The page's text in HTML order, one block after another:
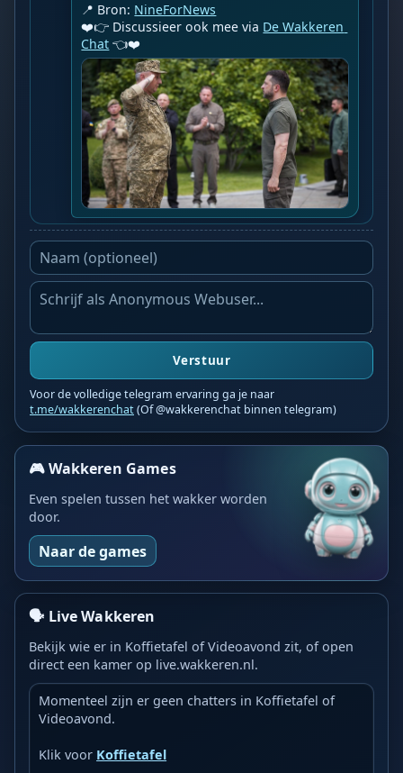
📍 Bron: NineForNews
❤️👉 Discussieer ook mee via De Wakkeren
Chat 👈❤️
Verstuur
Voor de volledige telegram ervaring ga je naar
t.me/wakkerenchat(Of @wakkerenchat binnen telegram)
🎮 Wakkeren Games
Even spelen tussen het wakker worden
door.
Naar de games
🗣️ Live Wakkeren
Bekijk wie er in Koffietafel of Videoavond zit, of open
direct een kamer op live.wakkeren.nl.
Momenteel zijn er geen chatters in Koffietafel of
Videoavond.
Klik voor Koffietafel